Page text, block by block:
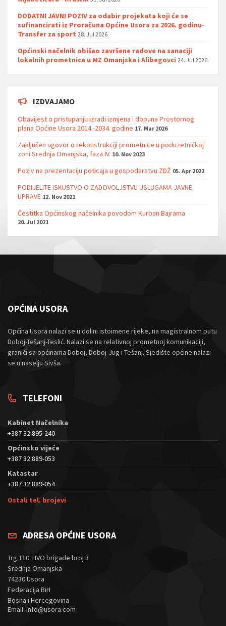
DODATNI JAVNI POZIV za odabir projekata koji će se
sufinancirati iz Proračuna Općine Usora za 2026. godinu-
Transfer za sport 28. Jul 2026
Općinski načelnik obišao završene radove na sanaciji
lokalnih prometnica u MZ Omanjska i Alibegovci 24. Jul 2026
IZDVAJAMO
Obavijest o pristupanju izradi izmjena i dopuna Prostornog
plana Općine Usora 2014.-2034. godine 17. Mar 2026
Zaključen ugovor o rekonstrukciji prometnice u poduzetničkoj
zoni Srednja Omanjska, faza IV. 10. Nov 2023
Poziv na prezentaciju poticaja u gospodarstvu ZDŽ 05. Apr 2022
PODIJELITE ISKUSTVO O ZADOVOLJSTVU USLUGAMA JAVNE
UPRAVE 12. Nov 2021
Čestitka Općinskog načelnika povodom Kurban Bajrama
20. Jul 2021
OPĆINA USORA
Općina Usora nalazi se u dolini istoimene rijeke, na magistralnom putu
Doboj-Tešanj-Teslić. Nalazi se na relativnoj prometnoj komunikaciji,
graniči sa općinama Doboj, Doboj-Jug i Tešanj. Sjedište općine nalazi
se u naselju Sivša.
TELEFONI
Kabinet Načelnika
+387 32 895-240
Općinsko vijeće
+387 32 889-053
Katastar
+387 32 889-054
Ostali tel. brojevi
ADRESA OPĆINE USORA
Trg 110. HVO brigade broj 3
Srednja Omanjska
74230 Usora
Federacija BiH
Bosna i Hercegovina
Email: info@usora.com